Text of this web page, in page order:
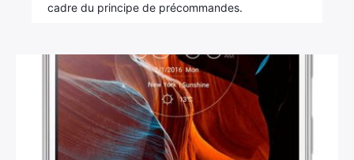
cadre du principe de précommandes.